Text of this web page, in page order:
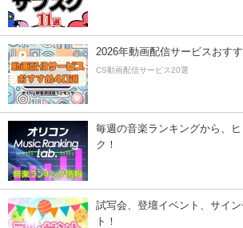
2026年動画配信サービスおす
CS動画配信サービス20選
毎週の音楽ランキングから、
ク！
試写会、登壇イベント、サイ
ト！